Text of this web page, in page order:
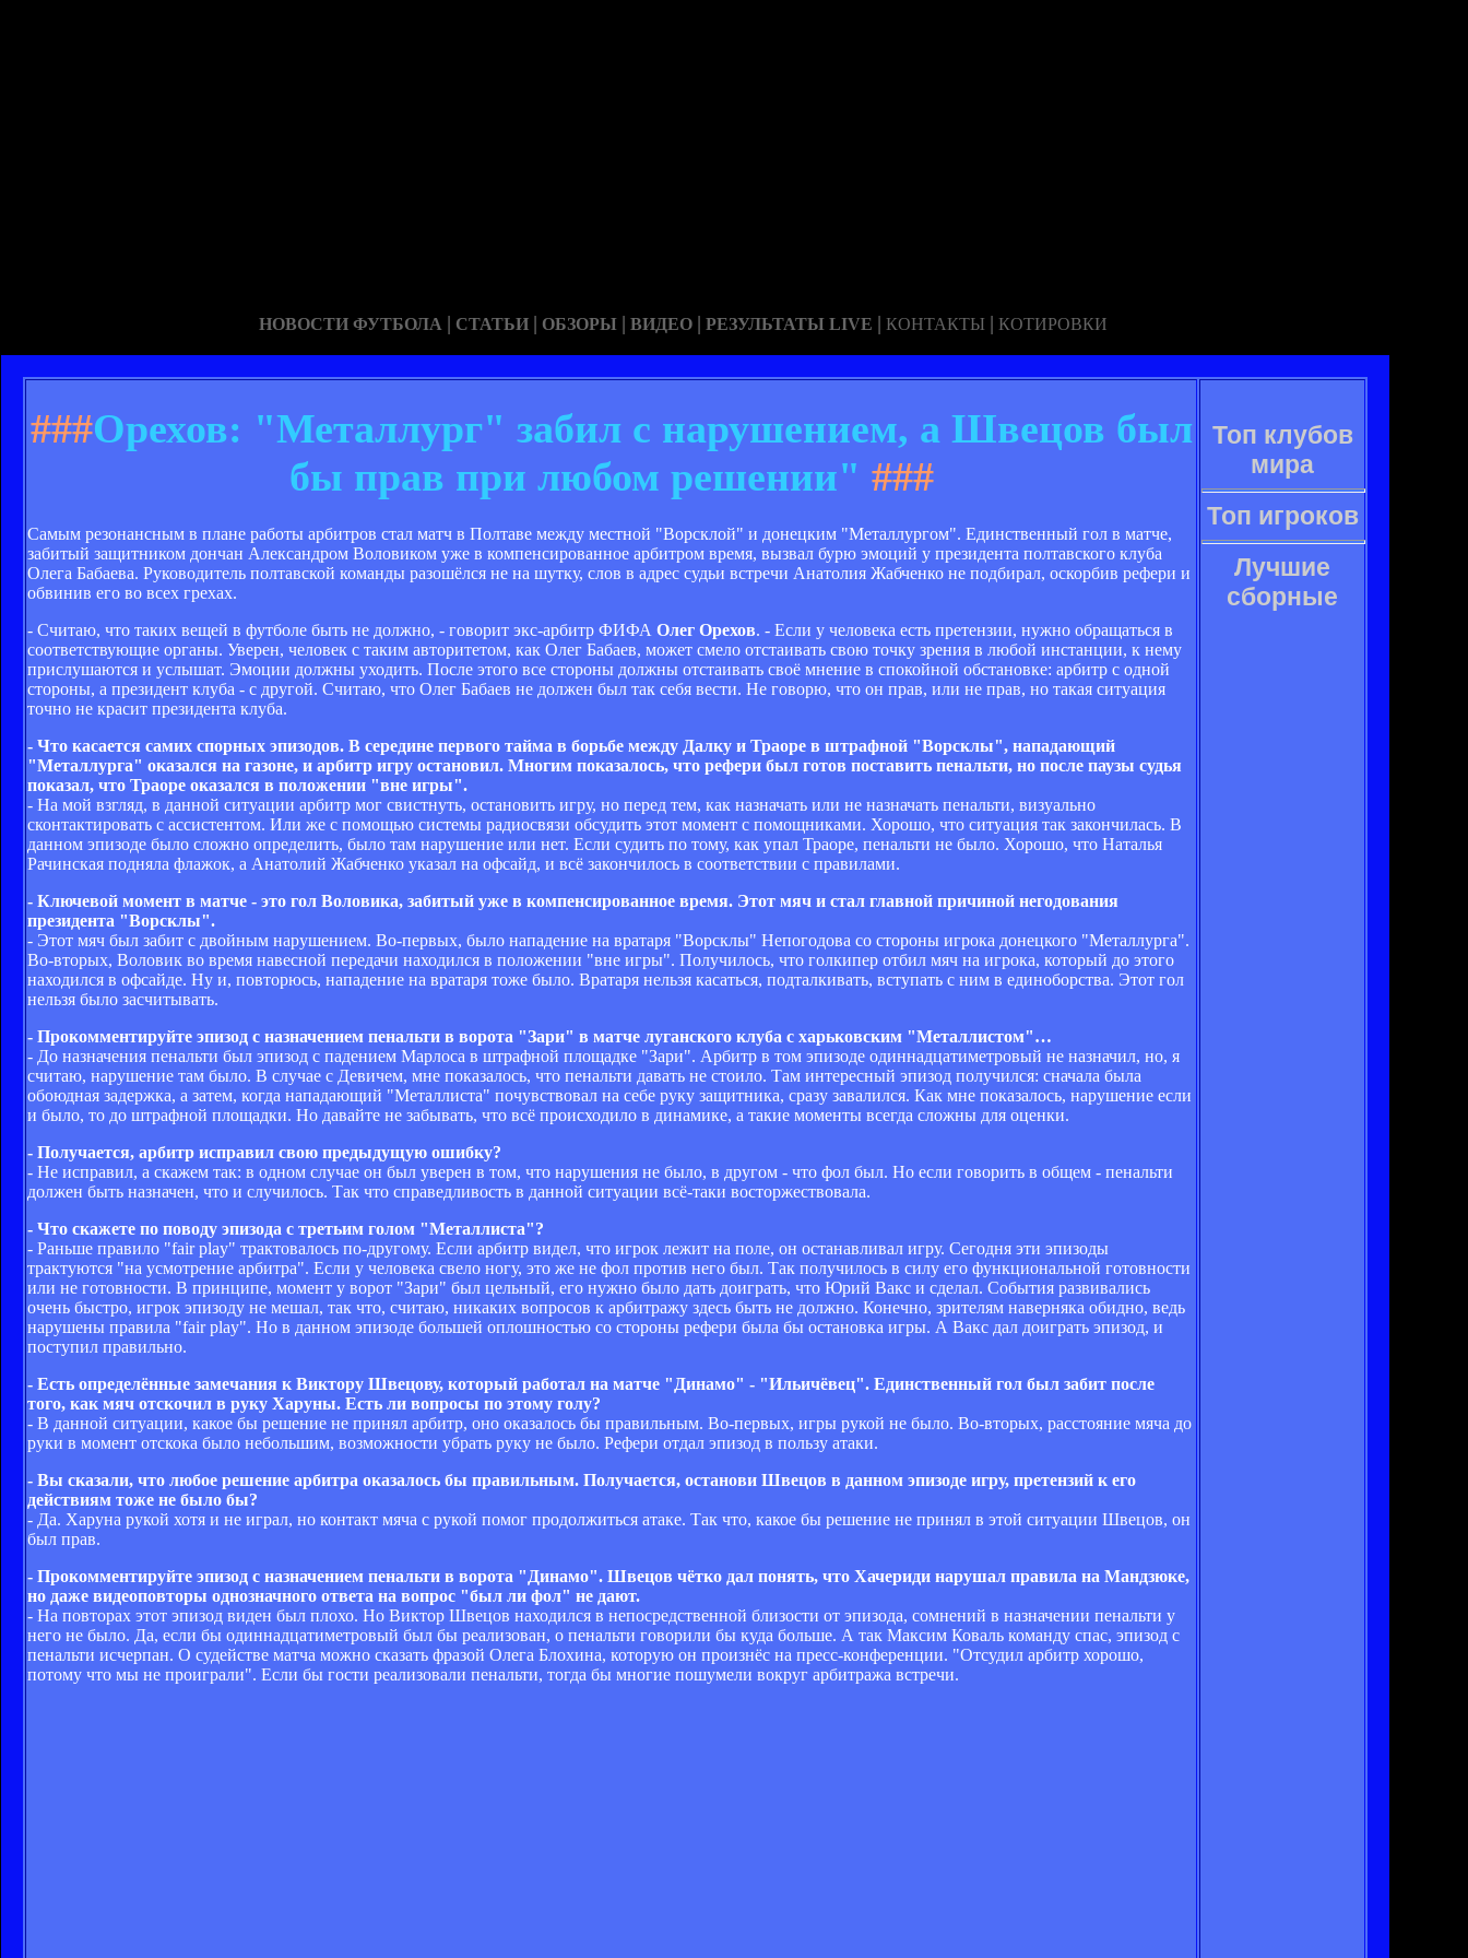
НОВОСТИ ФУТБОЛА | СТАТЬИ | ОБЗОРЫ | ВИДЕО | РЕЗУЛЬТАТЫ LIVE | КОНТАКТЫ | КОТИРОВКИ
###Орехов: "Металлург" забил с нарушением, а Швецов был
бы прав при любом решении" ###
Самым резонансным в плане работы арбитров стал матч в Полтаве между местной "Ворсклой" и донецким "Металлургом". Единственный гол в матче,
забитый защитником дончан Александром Воловиком уже в компенсированное арбитром время, вызвал бурю эмоций у президента полтавского клуба
Олега Бабаева. Руководитель полтавской команды разошёлся не на шутку, слов в адрес судьи встречи Анатолия Жабченко не подбирал, оскорбив рефери и
обвинив его во всех грехах.
- Считаю, что таких вещей в футболе быть не должно, - говорит экс-арбитр ФИФА Олег Орехов. - Если у человека есть претензии, нужно обращаться в
соответствующие органы. Уверен, человек с таким авторитетом, как Олег Бабаев, может смело отстаивать свою точку зрения в любой инстанции, к нему
прислушаются и услышат. Эмоции должны уходить. После этого все стороны должны отстаивать своё мнение в спокойной обстановке: арбитр с одной
стороны, а президент клуба - с другой. Считаю, что Олег Бабаев не должен был так себя вести. Не говорю, что он прав, или не прав, но такая ситуация
точно не красит президента клуба.
- Что касается самих спорных эпизодов. В середине первого тайма в борьбе между Далку и Траоре в штрафной "Ворсклы", нападающий
"Металлурга" оказался на газоне, и арбитр игру остановил. Многим показалось, что рефери был готов поставить пенальти, но после паузы судья
показал, что Траоре оказался в положении "вне игры".
- На мой взгляд, в данной ситуации арбитр мог свистнуть, остановить игру, но перед тем, как назначать или не назначать пенальти, визуально
сконтактировать с ассистентом. Или же с помощью системы радиосвязи обсудить этот момент с помощниками. Хорошо, что ситуация так закончилась. В
данном эпизоде было сложно определить, было там нарушение или нет. Если судить по тому, как упал Траоре, пенальти не было. Хорошо, что Наталья
Рачинская подняла флажок, а Анатолий Жабченко указал на офсайд, и всё закончилось в соответствии с правилами.
- Ключевой момент в матче - это гол Воловика, забитый уже в компенсированное время. Этот мяч и стал главной причиной негодования
президента "Ворсклы".
- Этот мяч был забит с двойным нарушением. Во-первых, было нападение на вратаря "Ворсклы" Непогодова со стороны игрока донецкого "Металлурга".
Во-вторых, Воловик во время навесной передачи находился в положении "вне игры". Получилось, что голкипер отбил мяч на игрока, который до этого
находился в офсайде. Ну и, повторюсь, нападение на вратаря тоже было. Вратаря нельзя касаться, подталкивать, вступать с ним в единоборства. Этот гол
нельзя было засчитывать.
- Прокомментируйте эпизод с назначением пенальти в ворота "Зари" в матче луганского клуба с харьковским "Металлистом"…
- До назначения пенальти был эпизод с падением Марлоса в штрафной площадке "Зари". Арбитр в том эпизоде одиннадцатиметровый не назначил, но, я
считаю, нарушение там было. В случае с Девичем, мне показалось, что пенальти давать не стоило. Там интересный эпизод получился: сначала была
обоюдная задержка, а затем, когда нападающий "Металлиста" почувствовал на себе руку защитника, сразу завалился. Как мне показалось, нарушение если
и было, то до штрафной площадки. Но давайте не забывать, что всё происходило в динамике, а такие моменты всегда сложны для оценки.
- Получается, арбитр исправил свою предыдущую ошибку?
- Не исправил, а скажем так: в одном случае он был уверен в том, что нарушения не было, в другом - что фол был. Но если говорить в общем - пенальти
должен быть назначен, что и случилось. Так что справедливость в данной ситуации всё-таки восторжествовала.
- Что скажете по поводу эпизода с третьим голом "Металлиста"?
- Раньше правило "fair play" трактовалось по-другому. Если арбитр видел, что игрок лежит на поле, он останавливал игру. Сегодня эти эпизоды
трактуются "на усмотрение арбитра". Если у человека свело ногу, это же не фол против него был. Так получилось в силу его функциональной готовности
или не готовности. В принципе, момент у ворот "Зари" был цельный, его нужно было дать доиграть, что Юрий Вакс и сделал. События развивались
очень быстро, игрок эпизоду не мешал, так что, считаю, никаких вопросов к арбитражу здесь быть не должно. Конечно, зрителям наверняка обидно, ведь
нарушены правила "fair play". Но в данном эпизоде большей оплошностью со стороны рефери была бы остановка игры. А Вакс дал доиграть эпизод, и
поступил правильно.
- Есть определённые замечания к Виктору Швецову, который работал на матче "Динамо" - "Ильичёвец". Единственный гол был забит после
того, как мяч отскочил в руку Харуны. Есть ли вопросы по этому голу?
- В данной ситуации, какое бы решение не принял арбитр, оно оказалось бы правильным. Во-первых, игры рукой не было. Во-вторых, расстояние мяча до
руки в момент отскока было небольшим, возможности убрать руку не было. Рефери отдал эпизод в пользу атаки.
- Вы сказали, что любое решение арбитра оказалось бы правильным. Получается, останови Швецов в данном эпизоде игру, претензий к его
действиям тоже не было бы?
- Да. Харуна рукой хотя и не играл, но контакт мяча с рукой помог продолжиться атаке. Так что, какое бы решение не принял в этой ситуации Швецов, он
был прав.
- Прокомментируйте эпизод с назначением пенальти в ворота "Динамо". Швецов чётко дал понять, что Хачериди нарушал правила на Мандзюке,
но даже видеоповторы однозначного ответа на вопрос "был ли фол" не дают.
- На повторах этот эпизод виден был плохо. Но Виктор Швецов находился в непосредственной близости от эпизода, сомнений в назначении пенальти у
него не было. Да, если бы одиннадцатиметровый был бы реализован, о пенальти говорили бы куда больше. А так Максим Коваль команду спас, эпизод с
пенальти исчерпан. О судействе матча можно сказать фразой Олега Блохина, которую он произнёс на пресс-конференции. "Отсудил арбитр хорошо,
потому что мы не проиграли". Если бы гости реализовали пенальти, тогда бы многие пошумели вокруг арбитража встречи.
Топ клубов
мира
Топ игроков
Лучшие
сборные